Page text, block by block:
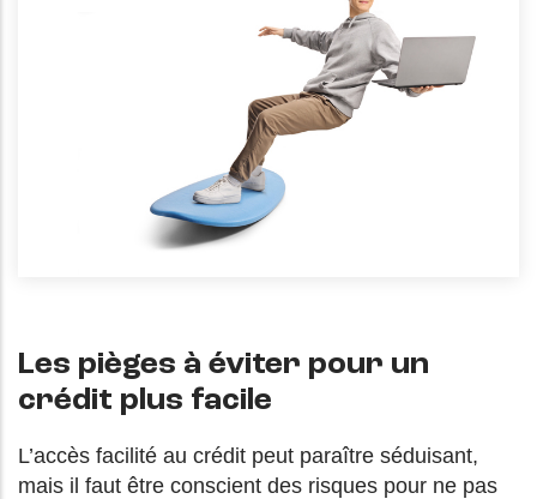
Les pièges à éviter pour un
crédit plus facile
L’accès facilité au crédit peut paraître séduisant,
mais il faut être conscient des risques pour ne pas